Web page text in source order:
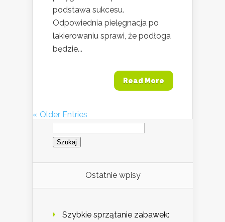
podstawa sukcesu.
Odpowiednia pielęgnacja po
lakierowaniu sprawi, że podłoga
będzie...
Read More
« Older Entries
Szukaj:
Ostatnie wpisy
Szybkie sprzątanie zabawek: